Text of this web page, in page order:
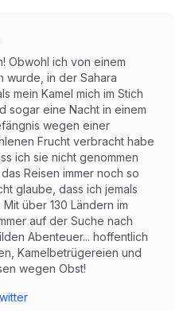
Obwohl ich von einem
wurde, in der Sahara
mein Kamel mich im Stich
sogar eine Nacht in einem
wegen einer
Frucht verbracht habe
ich sie nicht genommen
Reisen immer noch so
glaube, dass ich jemals
über 130 Ländern im
auf der Suche nach
Abenteuer... hoffentlich
Kamelbetrügereien und
wegen Obst!